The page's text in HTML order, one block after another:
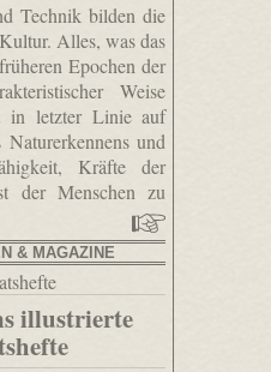
Technik bilden die
Alles, was das
Epochen der
Weise
in letzter Linie auf
und
Kräfte der
der Menschen zu
& MAGAZINE
illustrierte